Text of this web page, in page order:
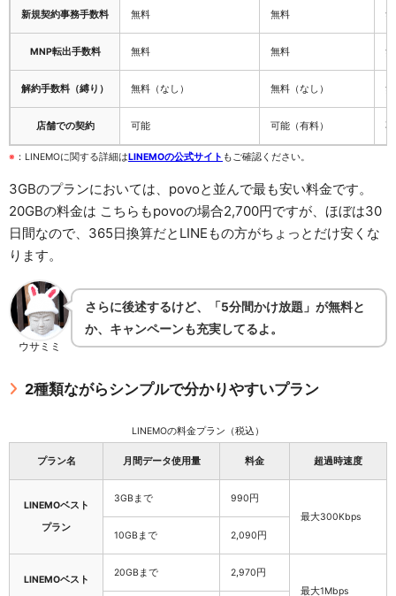
新規契約事務手数料 無料 無料
MNP転出手数料 無料 無料
解約手数料（縛り） 無料（なし） 無料（なし）
店舗での契約 可能 可能（有料）
※ ：LINEMOに関する詳細はLINEMOの公式サイト もご確認ください。
3GBのプランにおいては、povoと並んで最も安い料金です。
20GBの料金は こちらもpovoの場合2,700円ですが、ほぼは30
日間なので、365日換算だとLINEもの方がちょっとだけ安くな
ります。
ウサミミ
さらに後述するけど、「5分間かけ放題」が無料と
か、キャンペーンも充実してるよ。
2種類ながらシンプルで分かりやすいプラン
LINEMOの料金プラン（税込）
プラン名 月間データ使用量 料金 超過時速度
LINEMOベスト
プラン
3GBまで
990円
最大300Kbps
10GBまで
2,090円
LINEMOベスト
20GBまで
2,970円
最大1Mbps